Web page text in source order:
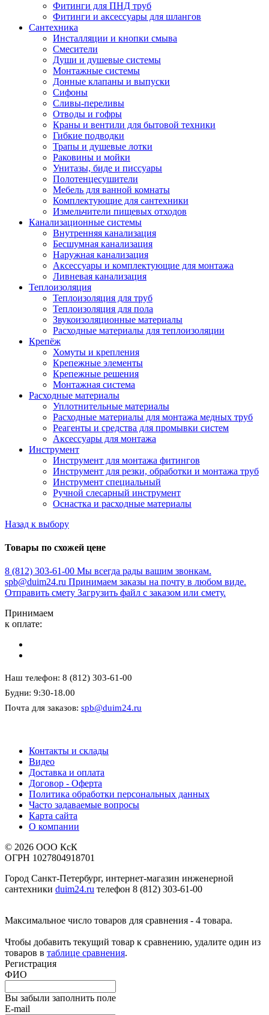
Фитинги для ПНД труб
Фитинги и аксессуары для шлангов
Сантехника
Инсталляции и кнопки смыва
Смесители
Души и душевые системы
Монтажные системы
Донные клапаны и выпуски
Сифоны
Сливы-переливы
Отводы и гофры
Краны и вентили для бытовой техники
Гибкие подводки
Трапы и душевые лотки
Раковины и мойки
Унитазы, биде и писсуары
Полотенцесушители
Мебель для ванной комнаты
Комплектующие для сантехники
Измельчители пищевых отходов
Канализационные системы
Внутренняя канализация
Бесшумная канализация
Наружная канализация
Аксессуары и комплектующие для монтажа
Ливневая канализация
Теплоизоляция
Теплоизоляция для труб
Теплоизоляция для пола
Звукоизоляционные материалы
Расходные материалы для теплоизоляции
Крепёж
Хомуты и крепления
Крепежные элементы
Крепежные решения
Монтажная система
Расходные материалы
Уплотнительные материалы
Расходные материалы для монтажа медных труб
Реагенты и средства для промывки систем
Аксессуары для монтажа
Инструмент
Инструмент для монтажа фитингов
Инструмент для резки, обработки и монтажа труб
Инструмент специальный
Ручной слесарный инструмент
Оснастка и расходные материалы
Назад к выбору
Товары по схожей цене
8 (812) 303-61-00 Мы всегда рады вашим звонкам.
spb@duim24.ru Принимаем заказы на почту в любом виде.
Отправить смету Загрузить файл с заказом или смету.
Принимаем
к оплате:
Наш телефон: 8 (812) 303-61-00
Будни: 9:30-18.00
Почта для заказов: spb@duim24.ru
Контакты и склады
Видео
Доставка и оплата
Договор - Оферта
Политика обработки персональных данных
Часто задаваемые вопросы
Карта сайта
О компании
© 2026 ООО КсК
ОГРН 1027804918701
Город Санкт-Петербург, интернет-магазин инженерной
сантехники duim24.ru телефон 8 (812) 303-61-00
Максимальное число товаров для сравнения - 4 товара.
Чтобы добавить текущий товар к сравнению, удалите один из
товаров в таблице сравнения.
Регистрация
ФИО
Вы забыли заполнить поле
E-mail